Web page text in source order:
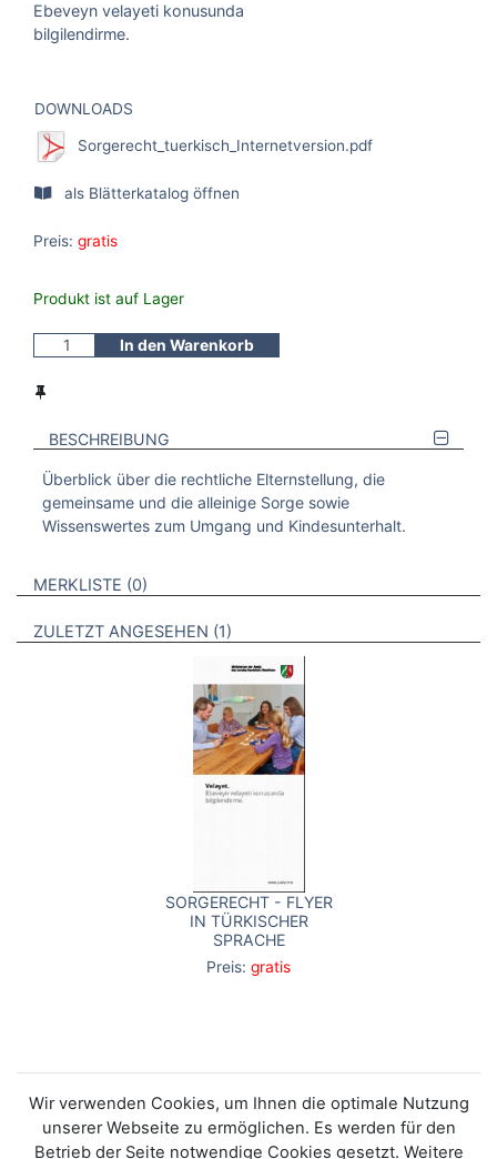
Ebeveyn velayeti konusunda
bilgilendirme.
DOWNLOADS
Sorgerecht_tuerkisch_Internetversion.pdf
als Blätterkatalog öffnen
Preis: gratis
Produkt ist auf Lager
In den Warenkorb
BESCHREIBUNG
Überblick über die rechtliche Elternstellung, die
gemeinsame und die alleinige Sorge sowie
Wissenswertes zum Umgang und Kindesunterhalt.
VERWEISE AUF VERMERKTE- ODER ZULETZT ANGESEHENE
MERKLISTE 0 BROSCHÜREN
ZULETZT ANGESEHEN 1 BROSCHÜREN
SORGERECHT - FLYER
IN TÜRKISCHER
SPRACHE
Preis: gratis
Wir verwenden Cookies, um Ihnen die optimale Nutzung
unserer Webseite zu ermöglichen. Es werden für den
Betrieb der Seite notwendige Cookies gesetzt. Weitere